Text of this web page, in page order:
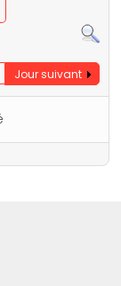
Jour suivant